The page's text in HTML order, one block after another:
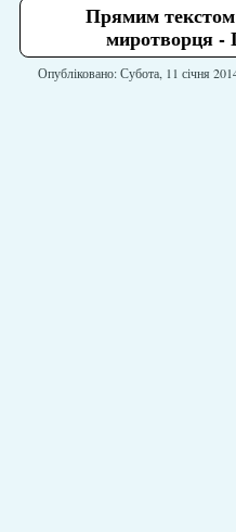
Прямим
миротворця -
Опубліковано: Субота, 11 січня